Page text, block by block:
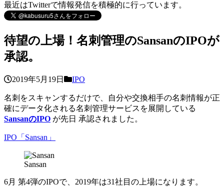
最近はTwitterで情報発信を積極的に行っています。
待望の上場！名刺管理のSansanのIPOが
承認。
2019年5月19日 IPO
名刺をスキャンするだけで、自分や交換相手の名刺情報が正
確にデータ化される名刺管理サービスを展開している
SansanのIPO が先日 承認されました。
IPO「Sansan」
Sansan
6月 第4弾のIPOで、2019年は31社目の上場になります。